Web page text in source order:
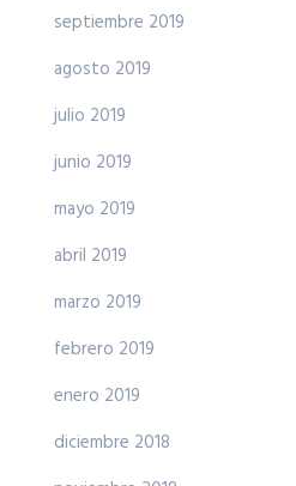
septiembre 2019
agosto 2019
julio 2019
junio 2019
mayo 2019
abril 2019
marzo 2019
febrero 2019
enero 2019
diciembre 2018